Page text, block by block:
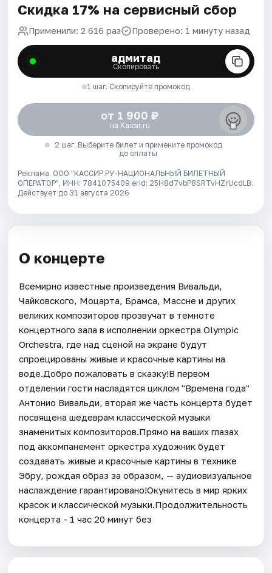
Скидка 17% на сервисный сбор
Применили: 2 616 раз Проверено: 1 минуту назад
адмитад
Скопировать
1 шаг. Скопируйте промокод
от 1 900 ₽
на Kassir.ru
2 шаг. Выберите билет и примените промокод
до оплаты
Реклама. ООО "КАССИР.РУ-НАЦИОНАЛЬНЫЙ БИЛЕТНЫЙ
ОПЕРАТОР", ИНН: 7841075409 erid: 25H8d7vbP8SRTvHZrUcdLB.
Действует до 31 августа 2026
О концерте
Всемирно известные произведения Вивальди,
Чайковского, Моцарта, Брамса, Массне и других
великих композиторов прозвучат в темноте
концертного зала в исполнении оркестра Olympic
Orchestra, где над сценой на экране будут
спроецированы живые и красочные картины на
воде.Добро пожаловать в сказку!В первом
отделении гости насладятся циклом "Времена года"
Антонио Вивальди, вторая же часть концерта будет
посвящена шедеврам классической музыки
знаменитых композиторов.Прямо на ваших глазах
под аккомпанемент оркестра художник будет
создавать живые и красочные картины в технике
Эбру, рождая образ за образом, — аудиовизуальное
наслаждение гарантировано!Окунитесь в мир ярких
красок и классической музыки.Продолжительность
концерта - 1 час 20 минут без